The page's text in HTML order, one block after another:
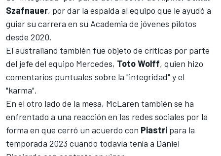
Szafnauer, por dar la espalda al equipo que le ayudó a
guiar su carrera en su Academia de jóvenes pilotos
desde 2020.
El australiano también fue objeto de críticas por parte
del jefe del equipo Mercedes, Toto Wolff, quien hizo
comentarios puntuales sobre la "integridad" y el
"karma".
En el otro lado de la mesa, McLaren también se ha
enfrentado a una reacción en las redes sociales por la
forma en que cerró un acuerdo con Piastri para la
temporada 2023 cuando todavía tenía a Daniel